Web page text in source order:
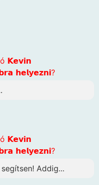
𝗞𝗲𝘃𝗶𝗻
𝗵𝗲𝗹𝘆𝗲𝘇𝗻𝗶?
𝗞𝗲𝘃𝗶𝗻
𝗵𝗲𝗹𝘆𝗲𝘇𝗻𝗶?
Addig...